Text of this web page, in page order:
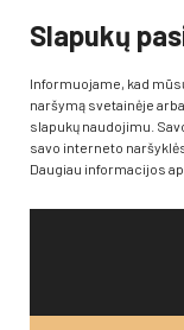
Slapukų
Informuojame, kad
naršymą svetainėje
slapukų naudojimu.
savo interneto
Daugiau informacijos
ATVIRI DUOMENYS
KONSULTAVIMASIS SU
KONTAKTAI